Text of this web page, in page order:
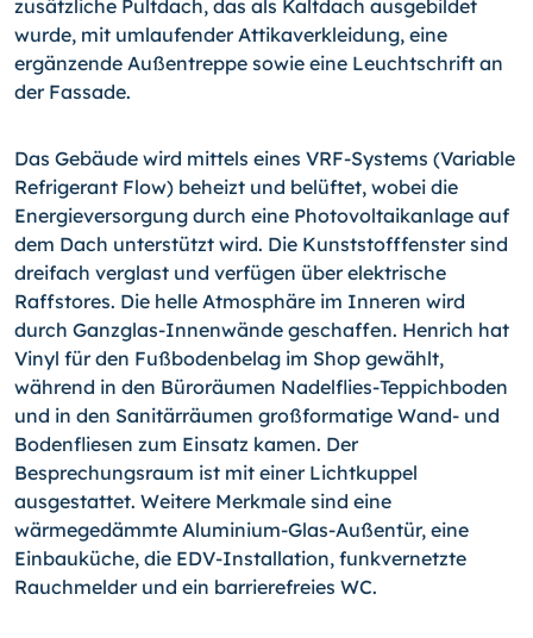
zusätzliche Pultdach, das als Kaltdach ausgebildet
wurde, mit umlaufender Attikaverkleidung, eine
ergänzende Außentreppe sowie eine Leuchtschrift an
der Fassade.
Das Gebäude wird mittels eines VRF-Systems (Variable
Refrigerant Flow) beheizt und belüftet, wobei die
Energieversorgung durch eine Photovoltaikanlage auf
dem Dach unterstützt wird. Die Kunststofffenster sind
dreifach verglast und verfügen über elektrische
Raffstores. Die helle Atmosphäre im Inneren wird
durch Ganzglas-Innenwände geschaffen. Henrich hat
Vinyl für den Fußbodenbelag im Shop gewählt,
während in den Büroräumen Nadelflies-Teppichboden
und in den Sanitärräumen großformatige Wand- und
Bodenfliesen zum Einsatz kamen. Der
Besprechungsraum ist mit einer Lichtkuppel
ausgestattet. Weitere Merkmale sind eine
wärmegedämmte Aluminium-Glas-Außentür, eine
Einbauküche, die EDV-Installation, funkvernetzte
Rauchmelder und ein barrierefreies WC.